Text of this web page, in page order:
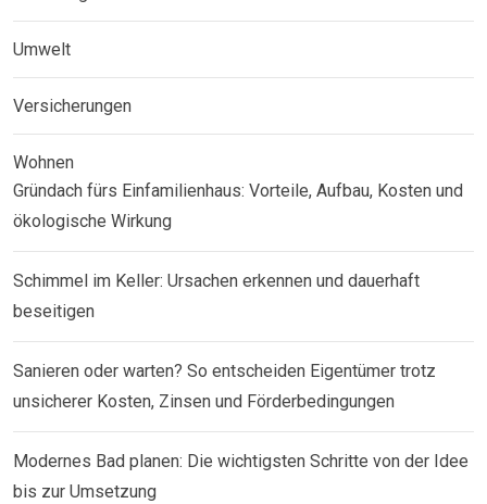
Umwelt
Versicherungen
Wohnen
Gründach fürs Einfamilienhaus: Vorteile, Aufbau, Kosten und
ökologische Wirkung
Schimmel im Keller: Ursachen erkennen und dauerhaft
beseitigen
Sanieren oder warten? So entscheiden Eigentümer trotz
unsicherer Kosten, Zinsen und Förderbedingungen
Modernes Bad planen: Die wichtigsten Schritte von der Idee
bis zur Umsetzung